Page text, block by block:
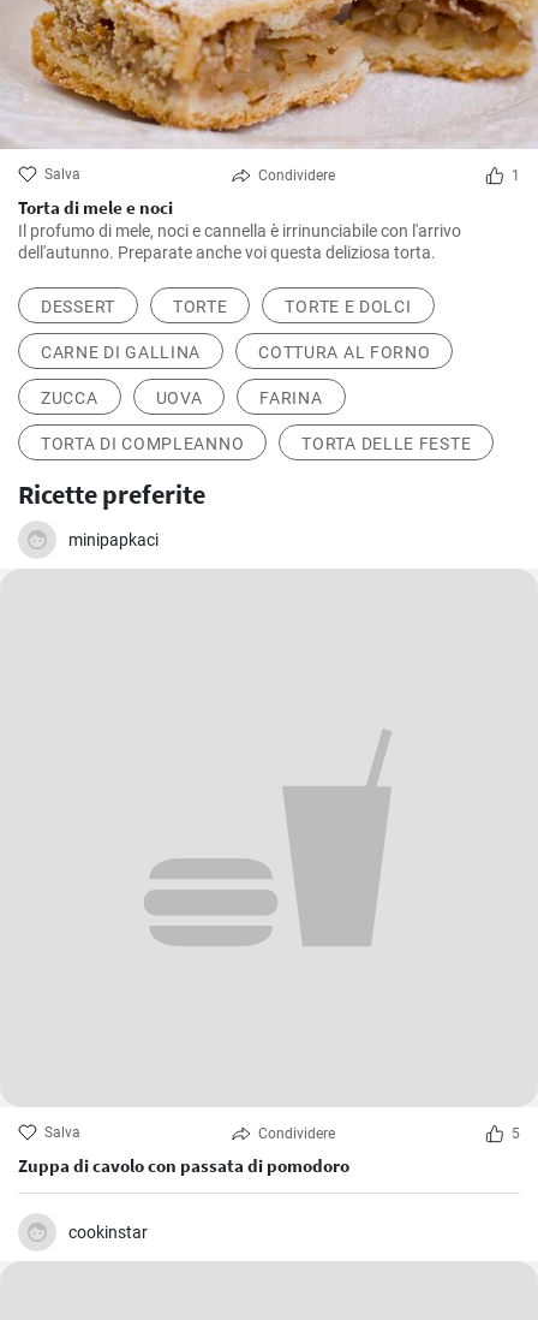
Salva Condividere 1
Torta di mele e noci
Il profumo di mele, noci e cannella è irrinunciabile con l'arrivo
dell'autunno. Preparate anche voi questa deliziosa torta.
DESSERT TORTE TORTE E DOLCI
CARNE DI GALLINA COTTURA AL FORNO
ZUCCA UOVA FARINA
TORTA DI COMPLEANNO TORTA DELLE FESTE
Ricette preferite
minipapkaci
Salva Condividere 5
Zuppa di cavolo con passata di pomodoro
cookinstar